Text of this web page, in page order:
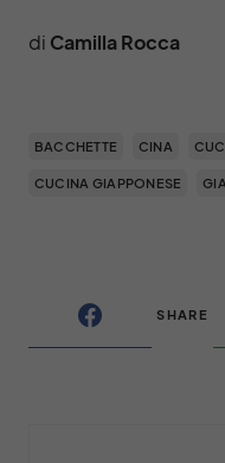
di Camilla Rocca
BACCHETTE CINA
CUCINA GIAPPONESE
SHARE